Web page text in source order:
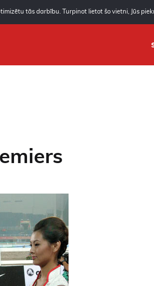
tās darbību. Turpinot lietot šo vietni, Jūs